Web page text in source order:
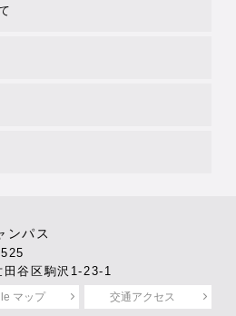
ンパス
田谷区駒沢1-23-1
マップ 交通アクセス